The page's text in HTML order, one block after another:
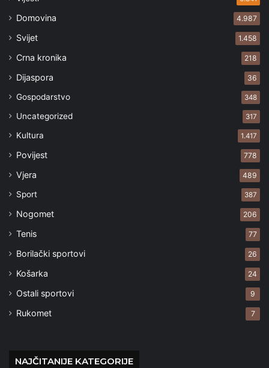
Domovina 4.987
Svijet 1.458
Crna kronika 218
Dijaspora 36
Gospodarstvo 348
Uncategorized 317
Kultura 1.417
Povijest 778
Vjera 489
Sport 387
Nogomet 206
Tenis 77
Borilački sportovi 26
Košarka 24
Ostali sportovi 9
Rukomet 7
NAJČITANIJE KATEGORIJE